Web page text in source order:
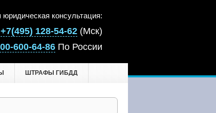
юридическая консультация:
+7(495) 128-54-62 (Мск)
600-64-86 По России
ШТРАФЫ ГИБДД